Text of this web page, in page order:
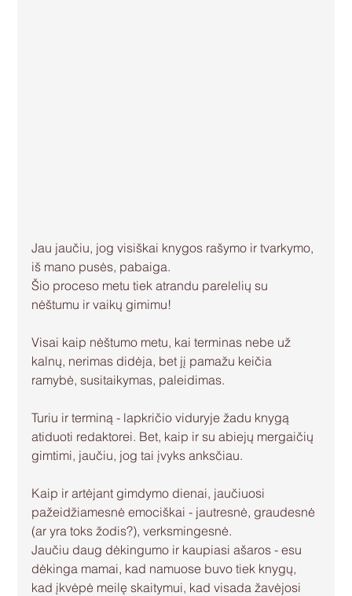
Jau jaučiu, jog visiškai knygos rašymo ir tvarkymo,
iš mano pusės, pabaiga.
Šio proceso metu tiek atrandu parelelių su
nėštumu ir vaikų gimimu!
Visai kaip nėštumo metu, kai terminas nebe už
kalnų, nerimas didėja, bet jį pamažu keičia
ramybė, susitaikymas, paleidimas.
Turiu ir terminą - lapkričio viduryje žadu knygą
atiduoti redaktorei. Bet, kaip ir su abiejų mergaičių
gimtimi, jaučiu, jog tai įvyks anksčiau.
Kaip ir artėjant gimdymo dienai, jaučiuosi
pažeidžiamesnė emociškai - jautresnė, graudesnė
(ar yra toks žodis?), verksmingesnė.
Jaučiu daug dėkingumo ir kaupiasi ašaros - esu
dėkinga mamai, kad namuose buvo tiek knygų,
kad įkvėpė meilę skaitymui, kad visada žavėjosi